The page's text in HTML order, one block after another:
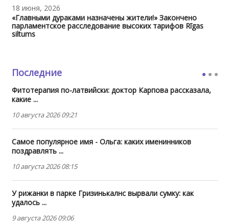
18 июня, 2026
«Главными дураками назначены жители!» Закончено
парламентское расследование высоких тарифов Rīgas
siltums
Последние
Фитотерапия по-латвийски: доктор Карпова рассказала,
какие ...
10 августа 2026 09:21
Самое популярное имя - Ольга: каких именинников
поздравлять ...
10 августа 2026 08:15
У рижанки в парке Гризинькалнс вырвали сумку: как
удалось ...
9 августа 2026 09:06